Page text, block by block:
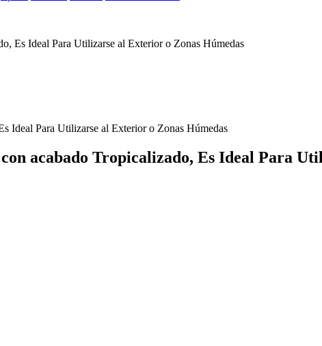
Es Ideal Para Utilizarse al Exterior o Zonas Húmedas
acabado Tropicalizado, Es Ideal Para